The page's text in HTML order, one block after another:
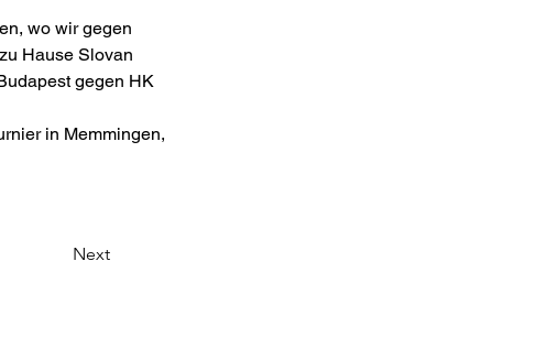
wo wir gegen
Hause Slovan
gegen HK
in Memmingen,
Next